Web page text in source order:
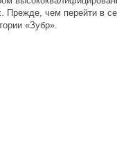
чем перейти в
«Зубр».